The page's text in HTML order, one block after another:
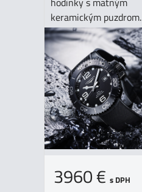
keramickým puzdrom.
3960 € s DPH